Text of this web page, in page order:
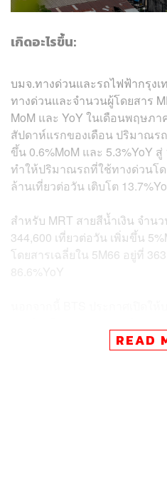
เกิดอะไรขึ้น:
บมจ.ทางด่วนและรถไฟฟ้ากรุง
ทางด่วนและจำนวนผู้โดยสาร
MoM และ YoY ในเดือนพฤษภ
สัปดาห์แรกของเดือน ปริมาณร
ขึ้น 0.6%MoM และ 5.3%YoY
ทำให้ปริมาณรถที่ใช้ทางด่วนโด
ล้านเที่ยวต่อวัน เติบโต
สำหรับ MRT สายสีน้ำเงิน จำน
344,600 เที่ยวต่อวัน เพิ่มขึ้น
โดยสารเฉลี่ยใน 5M66 อยู่ที่
และคาดว่าจะเปิดให้บริการได้
READ